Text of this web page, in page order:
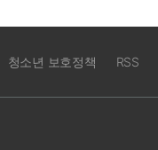
청소년 보호정책 RSS